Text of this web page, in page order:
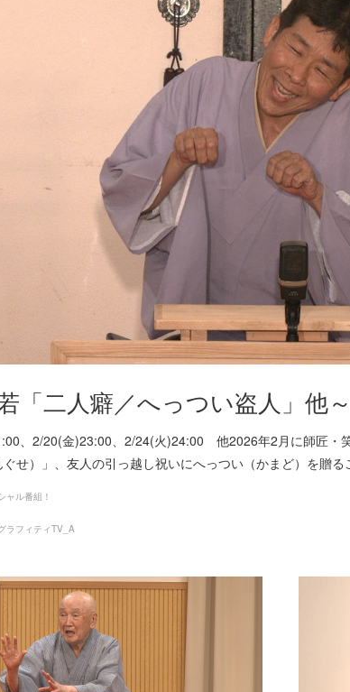
「二人癖／へっつい盗人」他
、2/20(金)23:00、2/24(火)24:00 他2026年2月に師匠・
ぐせ）」、友人の引っ越し祝いにへっつい（かまど）を贈
ャル番組！
ラフィティTV_A